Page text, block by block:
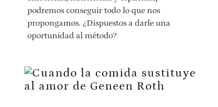
podremos conseguir todo lo que nos
propongamos. ¿Dispuestos a darle una
oportunidad al método?